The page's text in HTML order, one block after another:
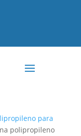
para
polipropileno